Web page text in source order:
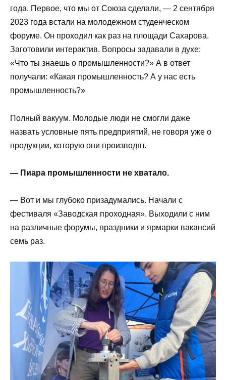
года. Первое, что мы от Союза сделали, — 2 сентября
2023 года встали на молодежном студенческом
форуме. Он проходил как раз на площади Сахарова.
Заготовили интерактив. Вопросы задавали в духе:
«Что ты знаешь о промышленности?» А в ответ
получали: «Какая промышленность? А у нас есть
промышленность?»
Полный вакуум. Молодые люди не смогли даже
назвать условные пять предприятий, не говоря уже о
продукции, которую они производят.
— Пиара промышленности не хватало.
— Вот и мы глубоко призадумались. Начали с
фестиваля «Заводская проходная». Выходили с ним
на различные форумы, праздники и ярмарки вакансий
семь раз.